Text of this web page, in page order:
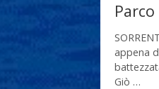
appena
Giò …